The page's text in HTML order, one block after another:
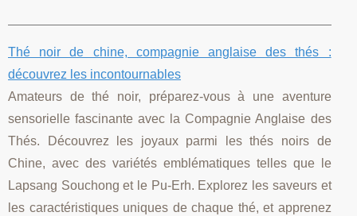
Thé noir de chine, compagnie anglaise des thés :
découvrez les incontournables
Amateurs de thé noir, préparez-vous à une aventure
sensorielle fascinante avec la Compagnie Anglaise des
Thés. Découvrez les joyaux parmi les thés noirs de
Chine, avec des variétés emblématiques telles que le
Lapsang Souchong et le Pu-Erh. Explorez les saveurs et
les caractéristiques uniques de chaque thé, et apprenez